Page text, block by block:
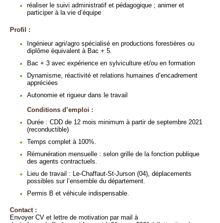
réaliser le suivi administratif et pédagogique ; animer et
participer à la vie d’équipe
Profil :
Ingénieur agri/agro spécialisé en productions forestières ou
diplôme équivalent à Bac + 5.
Bac + 3 avec expérience en sylviculture et/ou en formation
Dynamisme, réactivité et relations humaines d’encadrement
appréciées
Autonomie et rigueur dans le travail
Conditions d’emploi :
Durée : CDD de 12 mois minimum à partir de septembre 2021
(reconductible)
Temps complet à 100%.
Rémunération mensuelle : selon grille de la fonction publique
des agents contractuels.
Lieu de travail : Le-Chaffaut-St-Jurson (04), déplacements
possibles sur l’ensemble du département.
Permis B et véhicule indispensable.
Contact :
Envoyer CV et lettre de motivation par mail à